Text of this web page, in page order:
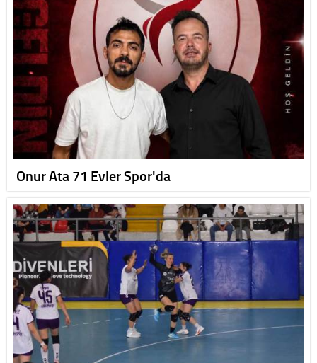
Onur Ata 71 Evler Spor'da